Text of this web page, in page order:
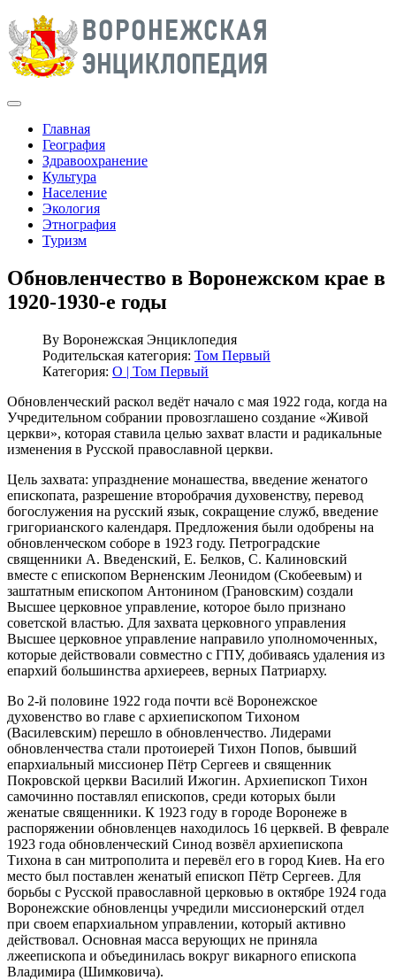
Главная
География
Здравоохранение
Культура
Население
Экология
Этнография
Туризм
Обновленчество в Воронежском крае в
1920-1930-е годы
By Воронежская Энциклопедия
Родительская категория: Том Первый
Категория: О | Том Первый
Обновленческий раскол ведёт начало с мая 1922 года, когда на
Учредительном собрании провозглашено создание «Живой
церкви», которая ставила целью захват власти и радикальные
изменения в Русской православной церкви.
Цель захвата: упразднение монашества, введение женатого
епископата, разрешение второбрачия духовенству, перевод
богослужения на русский язык, сокращение служб, введение
григорианского календаря. Предложения были одобрены на
обновленческом соборе в 1923 году. Петроградские
священники А. Введенский, Е. Белков, С. Калиновский
вместе с епископом Верненским Леонидом (Скобеевым) и
заштатным епископом Антонином (Грановским) создали
Высшее церковное управление, которое было признано
советской властью. Для захвата церковного управления
Высшее церковное управление направило уполномоченных,
которые действовали совместно с ГПУ, добиваясь удаления из
епархий большинства архиереев, верных Патриарху.
Во 2-й половине 1922 года почти всё Воронежское
духовенство во главе с архиепископом Тихоном
(Василевским) перешло в обновленчество. Лидерами
обновленчества стали протоиерей Тихон Попов, бывший
епархиальный миссионер Пётр Сергеев и священник
Покровской церкви Василий Ижогин. Архиепископ Тихон
самочинно поставлял епископов, среди которых были
женатые священники. К 1923 году в городе Воронеже в
распоряжении обновленцев находилось 16 церквей. В феврале
1923 года обновленческий Синод возвёл архиепископа
Тихона в сан митрополита и перевёл его в город Киев. На его
место был поставлен женатый епископ Пётр Сергеев. Для
борьбы с Русской православной церковью в октябре 1924 года
Воронежские обновленцы учредили миссионерский отдел
при своем епархиальном управлении, который активно
действовал. Основная масса верующих не приняла
лжеепископа и объединилась вокруг викарного епископа
Владимира (Шимковича).